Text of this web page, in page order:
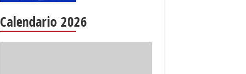
Calendario 2026